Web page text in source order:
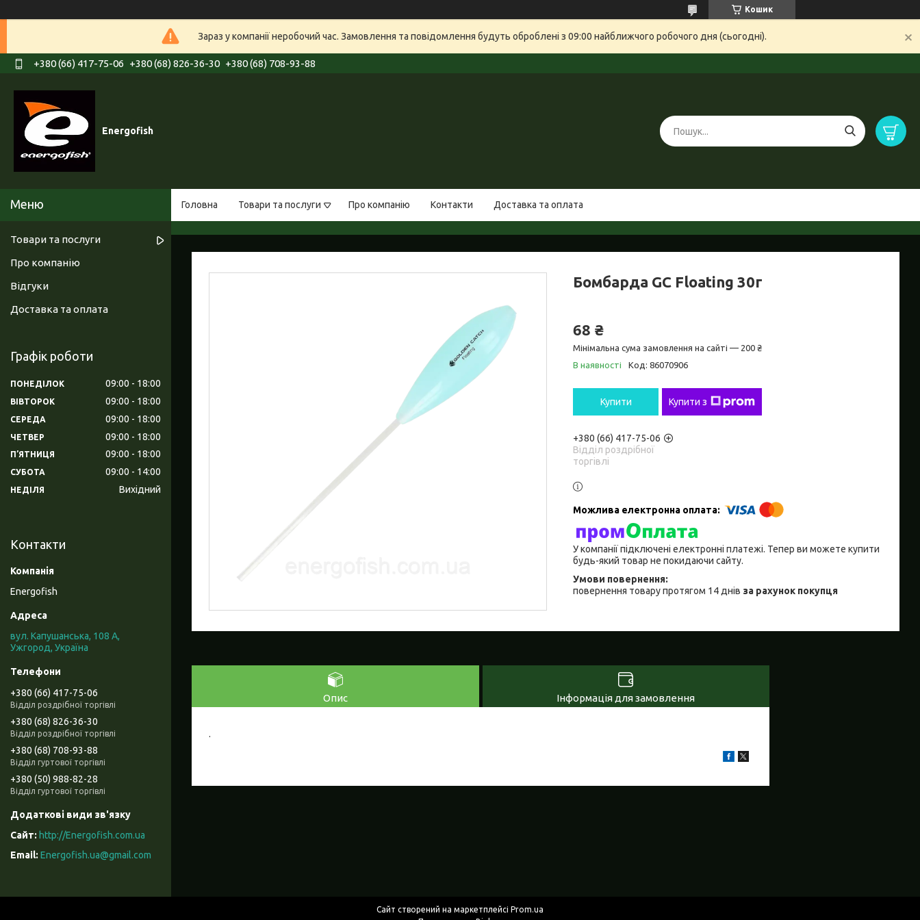
Кошик
Зараз у компанії неробочий час. Замовлення та повідомлення будуть оброблені з 09:00 найближчого робочого дня (сьогодні).
+380 (66) 417-75-06 +380 (68) 826-36-30 +380 (68) 708-93-88
Energofish
Головна Товари та послуги Про компанію Контакти Доставка та оплата
Бомбарда GC Floating 30г
68 ₴
Мінімальна сума замовлення на сайті — 200 ₴
В наявності
Код: 86070906
Купити Купити з
+380 (66) 417-75-06
Відділ роздрібної
торгівлі
У компанії підключені електронні платежі. Тепер ви можете купити
будь-який товар не покидаючи сайту.
повернення товару протягом 14 днів за рахунок покупця
Опис Інформація для замовлення
.
Товари та послуги
Про компанію
Відгуки
Доставка та оплата
Графік роботи
ПОНЕДІЛОК 09:00 18:00
ВІВТОРОК 09:00 18:00
СЕРЕДА 09:00 18:00
ЧЕТВЕР 09:00 18:00
ПʼЯТНИЦЯ 09:00 18:00
СУБОТА 09:00 14:00
НЕДІЛЯ Вихідний
Контакти
Energofish
вул. Капушанська, 108 А,
Ужгород, Україна
+380 (66) 417-75-06
Відділ роздрібної торгівлі
+380 (68) 826-36-30
Відділ роздрібної торгівлі
+380 (68) 708-93-88
Відділ гуртової торгівлі
+380 (50) 988-82-28
Відділ гуртової торгівлі
http://Energofish.com.ua
Energofish.ua@gmail.com
Сайт створений на маркетплейсі Prom.ua